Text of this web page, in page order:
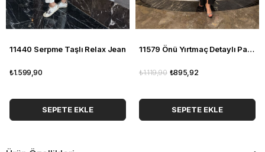
11440 Serpme Taşlı Relax Jean
₺1.599,90
SEPETE EKLE
11579 Önü Yırtmaç Detaylı Pantolon
₺895,92
₺1.119,90
SEPETE EKLE